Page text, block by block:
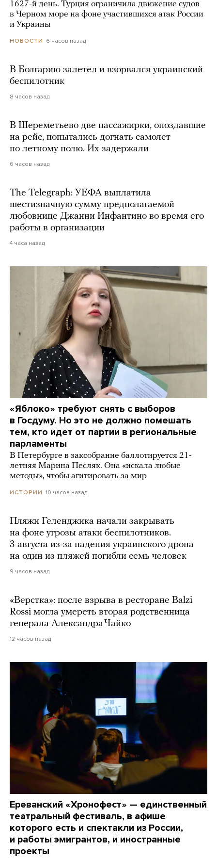
1627-й день. Турция ограничила движение судов
в Черном море на фоне участившихся атак России
и Украины
НОВОСТИ 6 часов назад
В Болгарию залетел и взорвался украинский
беспилотник
8 часов назад
В Шереметьево две пассажирки, опоздавшие
на рейс, попытались догнать самолет
по летному полю. Их задержали
6 часов назад
The Telegraph: УЕФА выплатила
шестизначную сумму предполагаемой
любовнице Джанни Инфантино во время его
работы в организации
4 часа назад
«Яблоко» требуют снять с выборов
в Госдуму. Но это не должно помешать
тем, кто идет от партии в региональные
парламенты
В Петербурге в заксобрание баллотируется 21-
летняя Марина Песляк. Она «искала любые
методы», чтобы агитировать за мир
ИСТОРИИ 10 часов назад
Пляжи Геленджика начали закрывать
на фоне угрозы атаки беспилотников.
3 августа из-за падения украинского дрона
на один из пляжей погибли семь человек
9 часов назад
«Верстка»: после взрыва в ресторане Balzi
Rossi могла умереть вторая родственница
генерала Александра Чайко
12 часов назад
Ереванский «Хронофест» — единственный
театральный фестиваль, в афише
которого есть и спектакли из России,
и работы эмигрантов, и иностранные
проекты